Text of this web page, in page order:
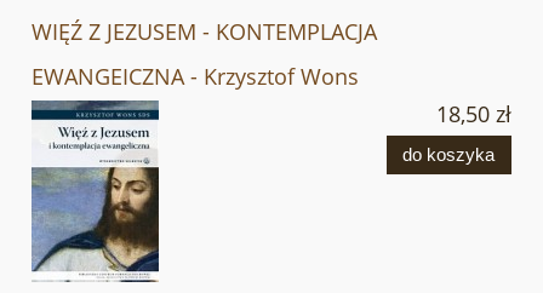
WIĘŹ Z JEZUSEM - KONTEMPLACJA
EWANGEICZNA - Krzysztof Wons
18,50 zł
do koszyka